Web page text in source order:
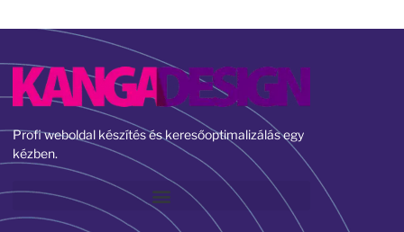
Profi weboldal készítés és keresőoptimalizálás egy
kézben.